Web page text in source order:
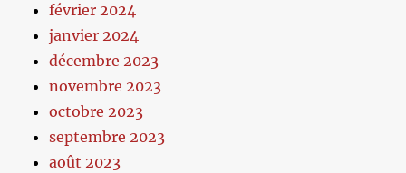
février 2024
janvier 2024
décembre 2023
novembre 2023
octobre 2023
septembre 2023
août 2023